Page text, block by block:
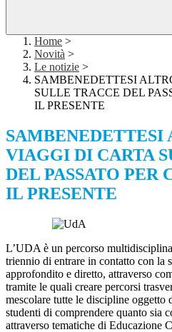
Home >
Novità >
Le notizie >
SAMBENEDETTESI
SULLE TRACCE DEL
IL PRESENTE
SAMBENEDETTESI
VIAGGI DI CARTA
DEL PASSATO PER
IL PRESENTE
L’UDA è un percorso
triennio di entrare in contatto con la
approfondito e diretto, attraverso
tramite le quali creare percorsi
mescolare tutte le discipline
studenti di comprendere quanto sia
attraverso tematiche di Educazione